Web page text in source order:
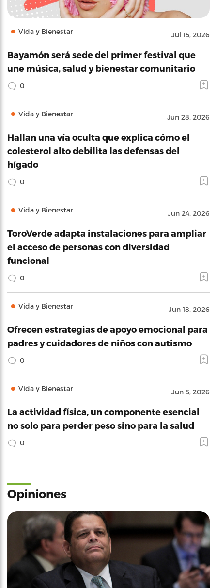
Vida y Bienestar Jul 15, 2026
Bayamón será sede del primer festival que
une música, salud y bienestar comunitario
0
Vida y Bienestar Jun 28, 2026
Hallan una vía oculta que explica cómo el
colesterol alto debilita las defensas del
hígado
0
Vida y Bienestar Jun 24, 2026
ToroVerde adapta instalaciones para ampliar
el acceso de personas con diversidad
funcional
0
Vida y Bienestar Jun 18, 2026
Ofrecen estrategias de apoyo emocional para
padres y cuidadores de niños con autismo
0
Vida y Bienestar Jun 5, 2026
La actividad física, un componente esencial
no solo para perder peso sino para la salud
0
Opiniones